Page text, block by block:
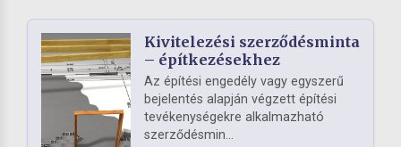
Kivitelezési szerződésminta
– építkezésekhez
Az építési engedély vagy egyszerű
bejelentés alapján végzett építési
tevékenységekre alkalmazható
szerződésmin...